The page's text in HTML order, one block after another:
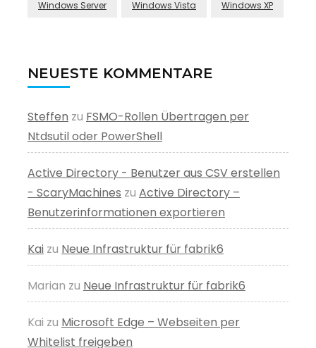
Windows Server Windows Vista Windows XP
NEUESTE KOMMENTARE
Steffen zu FSMO-Rollen Übertragen per
Ntdsutil oder PowerShell
Active Directory - Benutzer aus CSV erstellen
- ScaryMachines zu Active Directory –
Benutzerinformationen exportieren
Kai zu Neue Infrastruktur für fabrik6
Marian zu Neue Infrastruktur für fabrik6
Kai zu Microsoft Edge – Webseiten per
Whitelist freigeben